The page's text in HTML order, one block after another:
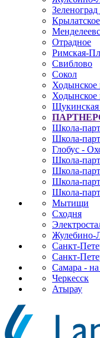
Крылатское
Отрадное
Римская-
Свиблово
Сокол
Ходынское
Ходынское
Школа-
Школа-
Глобус -
Школа-
Школа-
Школа-
Школа-
Мытищи
Сходня
Санкт-
Санкт-
Самара -
Черкесск
Атырау